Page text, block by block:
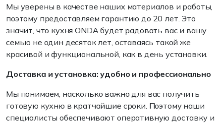
Мы уверены в качестве наших материалов и работы,
поэтому предоставляем гарантию до 20 лет. Это
значит, что кухня ONDA будет радовать вас и вашу
семью не один десяток лет, оставаясь такой же
красивой и функциональной, как в день установки.
Доставка и установка: удобно и профессионально
Мы понимаем, насколько важно для вас получить
готовую кухню в кратчайшие сроки. Поэтому наши
специалисты обеспечивают оперативную доставку и